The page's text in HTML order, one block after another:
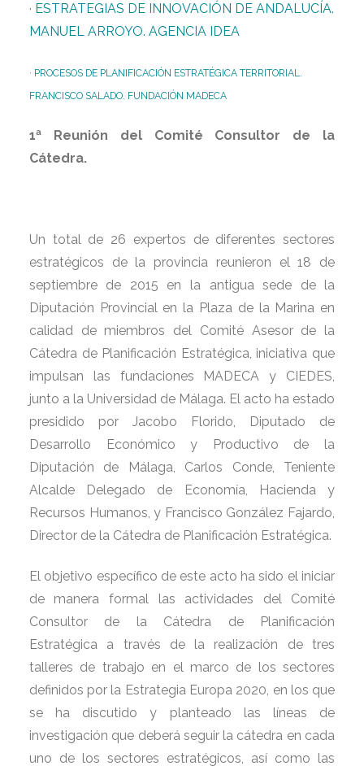
· ESTRATEGIAS DE INNOVACIÓN DE ANDALUCÍA.
MANUEL ARROYO. AGENCIA IDEA
· PROCESOS DE PLANIFICACIÓN ESTRATÉGICA TERRITORIAL.
FRANCISCO SALADO. FUNDACIÓN MADECA
1ª Reunión del Comité Consultor de la
Cátedra.
Un total de 26 expertos de diferentes sectores
estratégicos de la provincia reunieron el 18 de
septiembre de 2015 en la antigua sede de la
Diputación Provincial en la Plaza de la Marina en
calidad de miembros del Comité Asesor de la
Cátedra de Planificación Estratégica, iniciativa que
impulsan las fundaciones MADECA y CIEDES,
junto a la Universidad de Málaga. El acto ha estado
presidido por Jacobo Florido, Diputado de
Desarrollo Económico y Productivo de la
Diputación de Málaga, Carlos Conde, ‎Teniente
Alcalde Delegado de Economía, Hacienda y
Recursos Humanos, y Francisco González Fajardo,
Director de la Cátedra de Planificación Estratégica.
El objetivo específico de este acto ha sido el iniciar
de manera formal las actividades del Comité
Consultor de la Cátedra de Planificación
Estratégica a través de la realización de tres
talleres de trabajo en el marco de los sectores
definidos por la Estrategia Europa 2020, en los que
se ha discutido y planteado las líneas de
investigación que deberá seguir la cátedra en cada
uno de los sectores estratégicos, así como las